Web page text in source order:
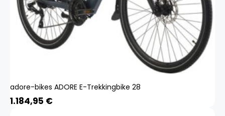
adore-bikes ADORE E-Trekkingbike 28
1.184,95 €